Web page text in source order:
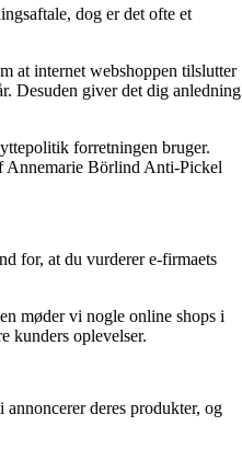
dog er det ofte et
at internet webshoppen tilslutter
Desuden giver det dig anledning
forretningen bruger.
Annemarie Börlind Anti-Pickel
for, at du vurderer e-firmaets
møder vi nogle online shops i
kunders oplevelser.
deres produkter, og